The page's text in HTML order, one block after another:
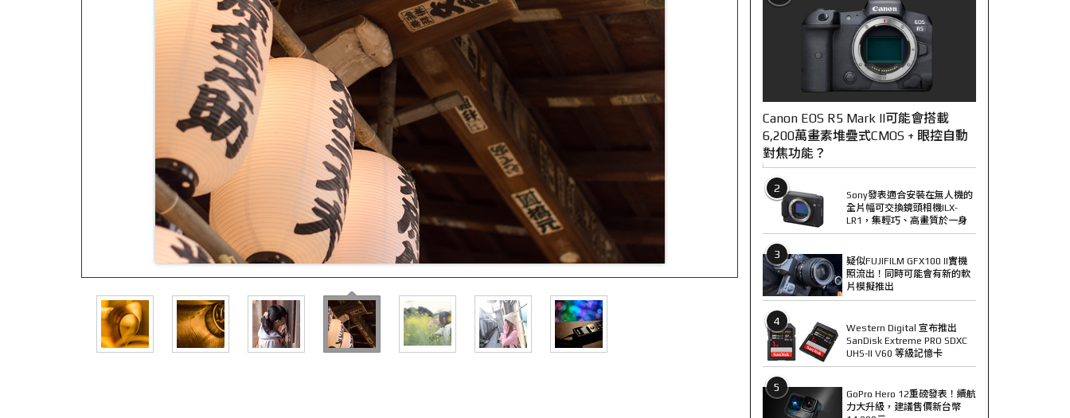
Canon EOS R5 Mark II可能會搭載
6,200萬畫素堆疊式CMOS + 眼控自動
對焦功能？
2
Sony發表適合安裝在無人機的
全片幅可交換鏡頭相機ILX-
LR1，集輕巧、高畫質於一身
3
疑似FUJIFILM GFX100 II實機
照流出！同時可能會有新的軟
片模擬推出
4
Western Digital 宣布推出
SanDisk Extreme PRO SDXC
UHS-II V60 等級記憶卡
5
GoPro Hero 12重磅發表！續航
力大升級，建議售價新台幣